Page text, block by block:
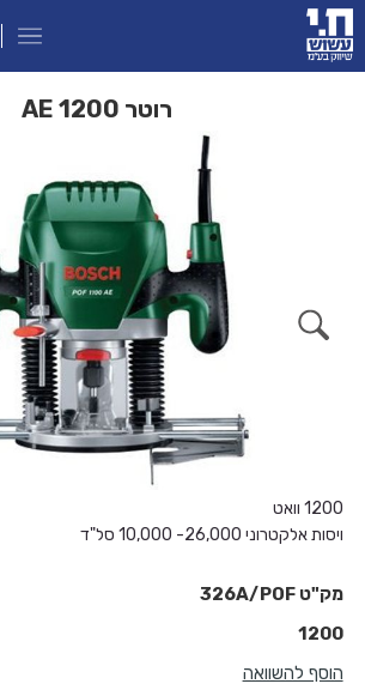
פתח
רוטר AE 1200
1200 וואט
ויסות אלקטרוני 26,000- 10,000 סל"ד
עומק כירסום מירבי- 55 מ”מ
אינו מיועד לעבודות תעשייתיות.
326A/POF
1200
הוסף להשוואה